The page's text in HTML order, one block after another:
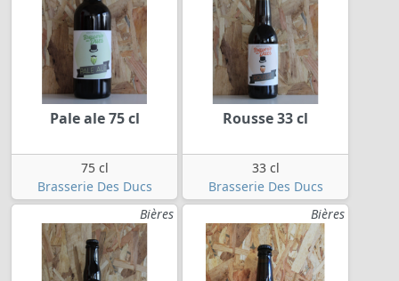
Pale ale 75 cl
75 cl
Brasserie Des Ducs
Rousse 33 cl
33 cl
Brasserie Des Ducs
Bières
Bières